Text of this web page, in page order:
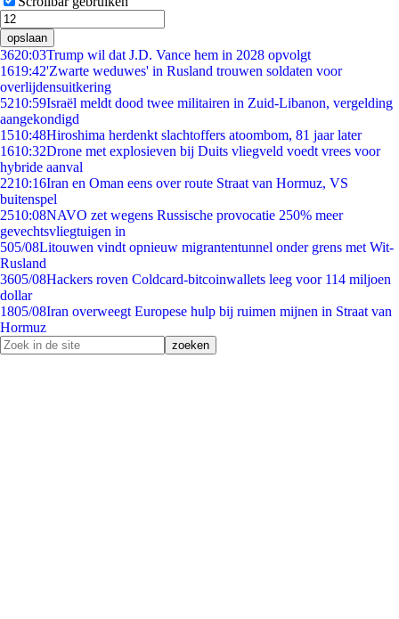
opslaan
3620:03Trump wil dat J.D. Vance hem in 2028 opvolgt
1619:42'Zwarte weduwes' in Rusland trouwen soldaten voor
overlijdensuitkering
5210:59Israël meldt dood twee militairen in Zuid-Libanon, vergelding
aangekondigd
1510:48Hiroshima herdenkt slachtoffers atoombom, 81 jaar later
1610:32Drone met explosieven bij Duits vliegveld voedt vrees voor
hybride aanval
2210:16Iran en Oman eens over route Straat van Hormuz, VS
buitenspel
2510:08NAVO zet wegens Russische provocatie 250% meer
gevechtsvliegtuigen in
505/08Litouwen vindt opnieuw migrantentunnel onder grens met Wit-
Rusland
3605/08Hackers roven Coldcard-bitcoinwallets leeg voor 114 miljoen
dollar
1805/08Iran overweegt Europese hulp bij ruimen mijnen in Straat van
Hormuz